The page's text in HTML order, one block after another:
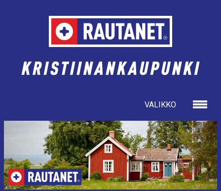
VALIKKO
ETUSIVU
AJANKOHTAISTA